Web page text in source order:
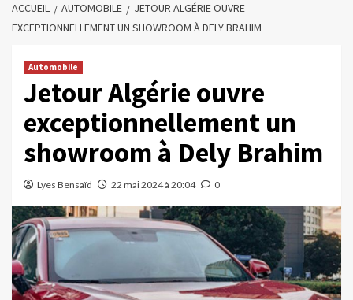
ACCUEIL AUTOMOBILE
JETOUR ALGÉRIE OUVRE
EXCEPTIONNELLEMENT UN SHOWROOM À DELY BRAHIM
Automobile
Jetour Algérie ouvre
exceptionnellement un
showroom à Dely Brahim
Lyes Bensaïd 22 mai 2024 à 20:04 0